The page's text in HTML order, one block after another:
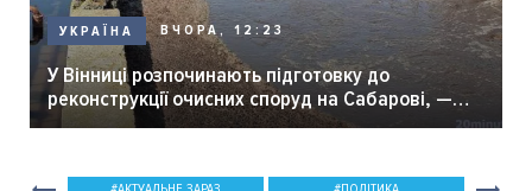
УКРАЇНА ВЧОРА, 12:23
У Вінниці розпочинають підготовку до
реконструкції очисних споруд на Сабарові, —
мер Вінниці.